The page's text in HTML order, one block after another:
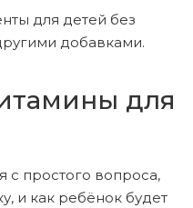
для детей без
добавками.
для
простого вопроса,
и как ребёнок будет